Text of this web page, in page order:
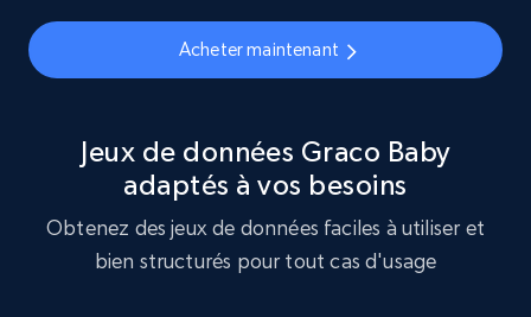
Naver products
URL, Product id, Title, Original price, Final price,
eCommerce
Acheter maintenant
Jeux de données Graco Baby
adaptés à vos besoins
Obtenez des jeux de données faciles à utiliser et
bien structurés pour tout cas d'usage